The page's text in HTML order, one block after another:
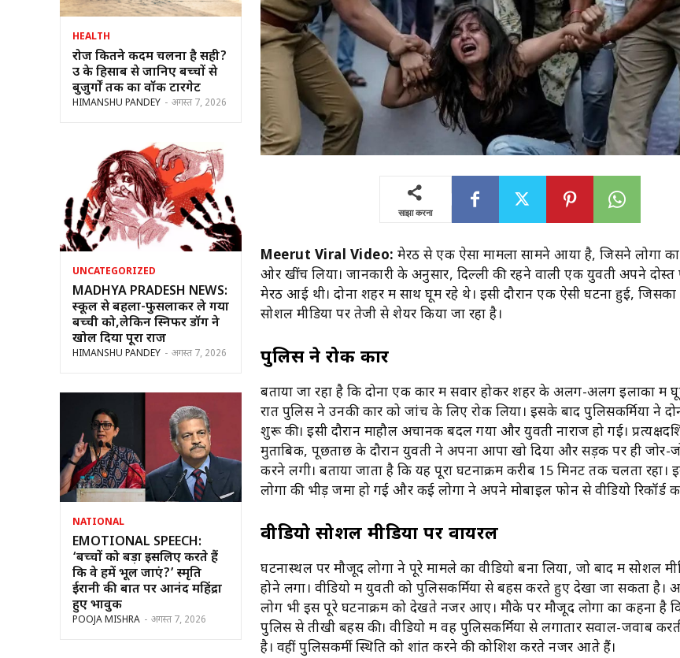
HEALTH
रोज कितने कदम चलना है सही?
उम्र के हिसाब से जानिए बच्चों से
बुजुर्गों तक का वॉक टारगेट
HIMANSHU PANDEY - अगस्त 7, 2026
UNCATEGORIZED
MADHYA PRADESH NEWS:
स्कूल से बहला-फुसलाकर ले गया
बच्ची को,लेकिन स्निफर डॉग ने
खोल दिया पूरा राज
HIMANSHU PANDEY - अगस्त 7, 2026
NATIONAL
EMOTIONAL SPEECH:
‘बच्चों को बड़ा इसलिए करते हैं
कि वे हमें भूल जाएं?’ स्मृति
ईरानी की बात पर आनंद महिंद्रा
हुए भावुक
POOJA MISHRA - अगस्त 7, 2026
साझा करना
Meerut Viral Video: मेरठ से एक ऐसा मामला सामने आया है, जिसने लोगों
ओर खींच लिया। जानकारी के अनुसार, दिल्ली की रहने वाली एक युवती अपने
मेरठ आई थी। दोनों शहर में साथ घूम रहे थे। इसी दौरान एक ऐसी घटना हुई, जिसका
सोशल मीडिया पर तेजी से शेयर किया जा रहा है।
पुलिस ने रोकी कार
बताया जा रहा है कि दोनों एक कार में सवार होकर शहर के अलग-अलग इलाकों में
रात पुलिस ने उनकी कार को जांच के लिए रोक लिया। इसके बाद पुलिसकर्मियों ने
शुरू की। इसी दौरान माहौल अचानक बदल गया और युवती नाराज हो गई।
मुताबिक, पूछताछ के दौरान युवती ने अपना आपा खो दिया और सड़क पर ही जोर-
करने लगी। बताया जाता है कि यह पूरा घटनाक्रम करीब 15 मिनट तक चलता रहा।
लोगों की भीड़ जमा हो गई और कई लोगों ने अपने मोबाइल फोन से वीडियो रिकॉर्ड
वीडियो सोशल मीडिया पर वायरल
घटनास्थल पर मौजूद लोगों ने पूरे मामले का वीडियो बना लिया, जो बाद में सोशल
होने लगा। वीडियो में युवती को पुलिसकर्मियों से बहस करते हुए देखा जा सकता
लोग भी इस पूरे घटनाक्रम को देखते नजर आए। मौके पर मौजूद लोगों का कहना है
पुलिस से तीखी बहस की। वीडियो में वह पुलिसकर्मियों से लगातार सवाल-जवाब
है। वहीं पुलिसकर्मी स्थिति को शांत करने की कोशिश करते नजर आते हैं।